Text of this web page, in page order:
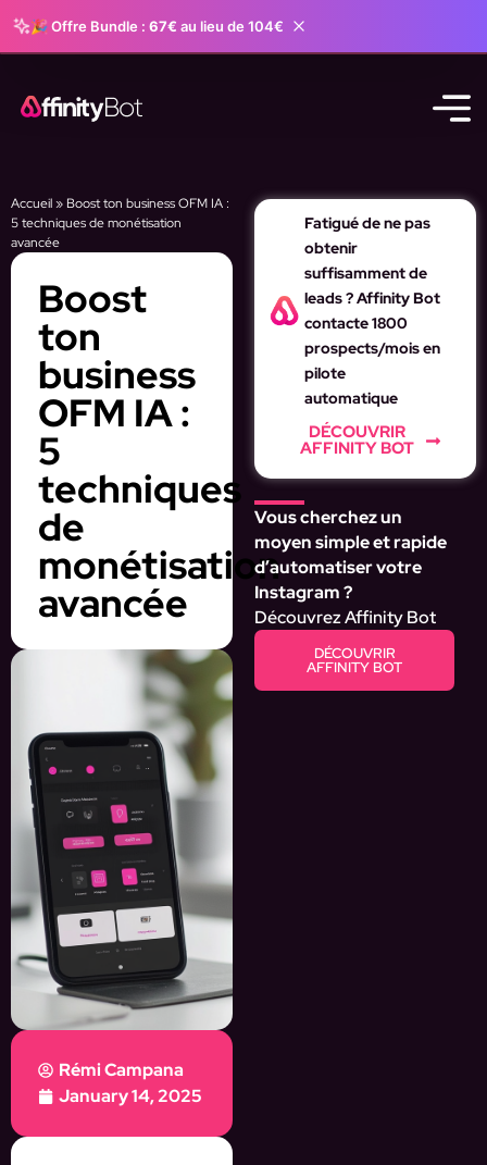
🎉 Offre Bundle : 67€ au lieu de 104€
Accueil» Boost ton business OFM IA :
5 techniques de monétisation
avancée
Boost
ton
business
OFM IA :
5
techniques
de
monétisation
avancée
Rémi Campana
January 14, 2025
Fatigué de ne pas
obtenir
suffisamment de
leads ? Affinity Bot
contacte 1800
prospects/mois en
pilote
automatique
DÉCOUVRIR
AFFINITY BOT
Vous cherchez un
moyen simple et rapide
d’automatiser votre
Instagram ?
Découvrez Affinity Bot
DÉCOUVRIR
AFFINITY BOT